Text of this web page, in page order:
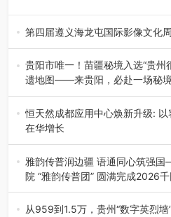
第四届遵义海龙屯国际影像文化
8月7日，第四届遵义海龙屯国际
界文化遗产地海龙屯核心景区…
贵阳市唯一！苗疆秘境入选“贵州
遗地图——来贵阳，必赴一场秘
2026年7月21日，2026年“贵州
地”（贵州站）主题…
恒天然成都应用中心焕新升级:
在华增长
融合全球研发实力与本土洞察，
场创新发展 （7月27日，成…
雅韵传普润边疆 语通同心筑强
院 “雅韵传普团” 圆满完成2026
为扎实推进2026“千团万人推普
践，牢牢紧扣 “雅韵传普…
从959到1.5万，贵州“数字英烈